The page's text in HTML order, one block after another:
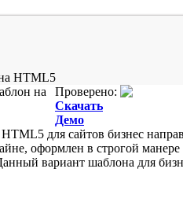
HTML5
Проверено:
Скачать
Демо
для сайтов бизнес
оформлен в строгой
вариант шаблона для